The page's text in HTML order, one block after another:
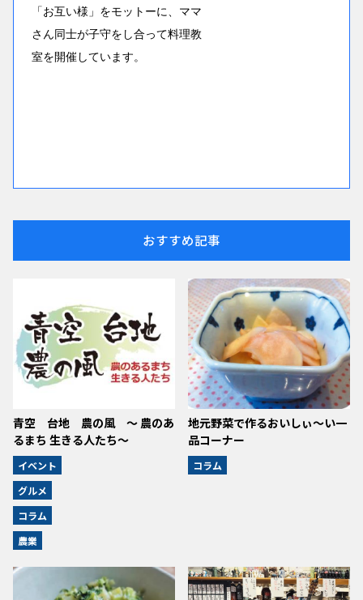
「お互い様」をモットーに、ママ
さん同士が子守をし合って料理教
室を開催しています。
おすすめ記事
青空 台地 農の風 ～ 農のあ
るまち 生きる人たち～
イベント
グルメ
コラム
農業
地元野菜で作るおいしぃ～い一
品コーナー
コラム